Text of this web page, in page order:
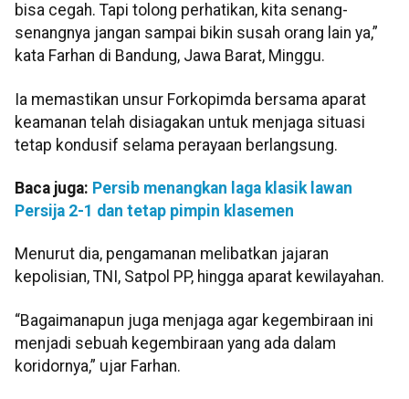
bisa cegah. Tapi tolong perhatikan, kita senang-
senangnya jangan sampai bikin susah orang lain ya,”
kata Farhan di Bandung, Jawa Barat, Minggu.
Ia memastikan unsur Forkopimda bersama aparat
keamanan telah disiagakan untuk menjaga situasi
tetap kondusif selama perayaan berlangsung.
Baca juga: Persib menangkan laga klasik lawan
Persija 2-1 dan tetap pimpin klasemen
Menurut dia, pengamanan melibatkan jajaran
kepolisian, TNI, Satpol PP, hingga aparat kewilayahan.
“Bagaimanapun juga menjaga agar kegembiraan ini
menjadi sebuah kegembiraan yang ada dalam
koridornya,” ujar Farhan.